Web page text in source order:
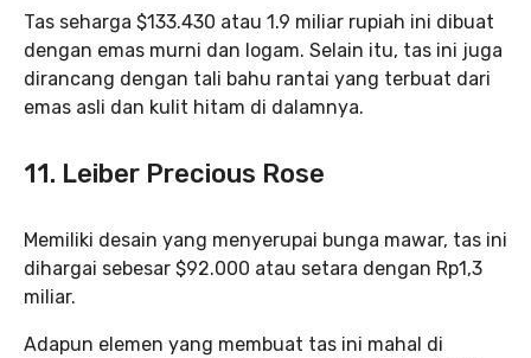
Tas seharga $133.430 atau 1.9 miliar rupiah ini dibuat
dengan emas murni dan logam. Selain itu, tas ini juga
dirancang dengan tali bahu rantai yang terbuat dari
emas asli dan kulit hitam di dalamnya.
11. Leiber Precious Rose
Memiliki desain yang menyerupai bunga mawar, tas ini
dihargai sebesar $92.000 atau setara dengan Rp1,3
miliar.
Adapun elemen yang membuat tas ini mahal di